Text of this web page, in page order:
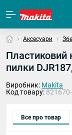
Аксесуари
Пластиковий
пилки
Виробник: Makita
Код товару:
Все про товар